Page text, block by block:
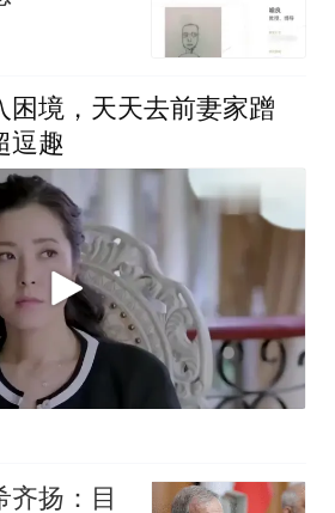
困境，天天去前妻家蹭
逗趣
齐扬：目